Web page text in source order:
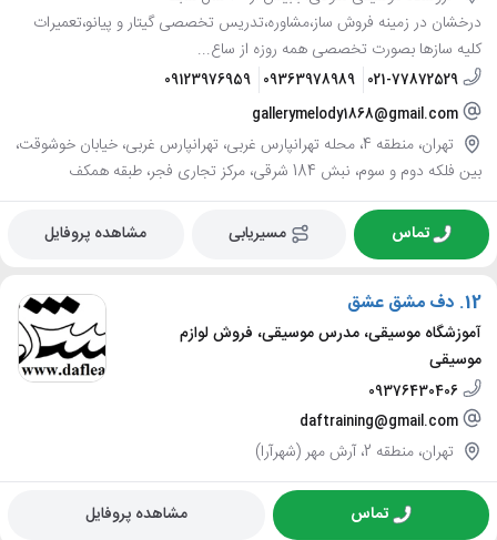
درخشان در زمینه فروش ساز،مشاوره،تدریس تخصصی گیتار و پیانو،تعمیرات
کلیه سازها بصورت تخصصی همه روزه از ساع...
021-77872529
09363978989
09123976959
gallerymelody1868@gmail.com
تهران، منطقه 4، محله تهرانپارس غربی، تهرانپارس غربی، خیابان خوشوقت،
بین فلکه دوم و سوم، نبش 184 شرقی، مرکز تجاری فجر، طبقه همکف
تماس مسیریابی مشاهده پروفایل
12. دف مشق عشق
آموزشگاه موسیقی، مدرس موسیقی، فروش لوازم
موسیقی
09376430406
daftraining@gmail.com
تهران، منطقه 2، آرش مهر (شهرآرا)
تماس مشاهده پروفایل